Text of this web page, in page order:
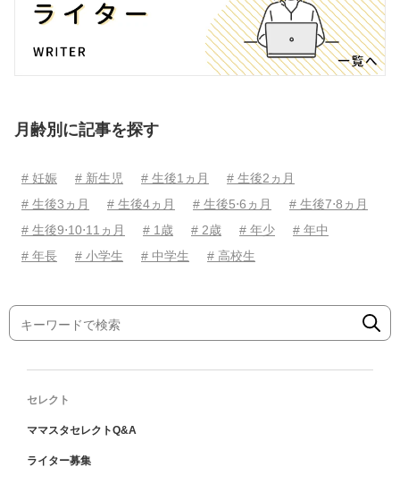
月齢別に記事を探す
# 妊娠 # 新生児 # 生後1ヵ月
# 生後2ヵ月
# 生後3ヵ月
# 生後4ヵ月 # 生後5⋅6ヵ月
# 生後7⋅8ヵ月
# 生後9⋅10⋅11ヵ月
# 1歳 # 2歳 # 年少
# 年中
# 年長
# 小学生 # 中学生 # 高校生
セレクト
ママスタセレクトQ&A
ライター募集